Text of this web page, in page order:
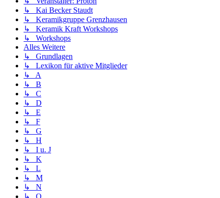
↳ Kai Becker Staudt
↳ Keramikgruppe Grenzhausen
↳ Keramik Kraft Workshops
↳ Workshops
Alles Weitere
↳ Grundlagen
↳ Lexikon für aktive Mitglieder
↳ A
↳ B
↳ C
↳ D
↳ E
↳ F
↳ G
↳ H
↳ I u. J
↳ K
↳ L
↳ M
↳ N
↳ O